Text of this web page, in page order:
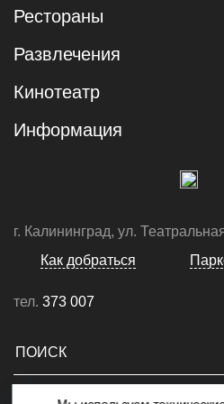
Рестораны
Развлечения
Кинотеатр
Информация
г. Калининград, ул.
Как добраться
тел. 373 007